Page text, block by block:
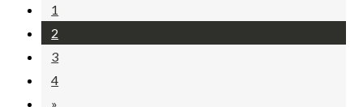
1
2
3
4
»